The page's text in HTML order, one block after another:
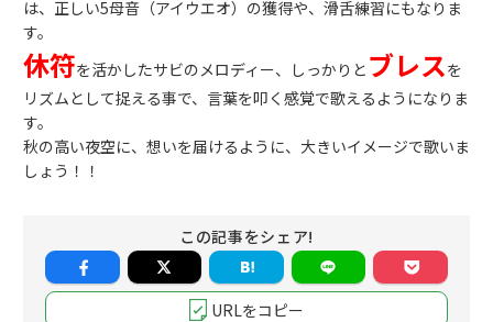
は、正しい5母音（アイウエオ）の獲得や、滑舌練習にもなりま
す。
休符を活かしたサビのメロディー、しっかりと ブレスを
リズムとして捉える事で、言葉を叩く感覚で歌えるようになりま
す。
秋の高い夜空に、想いを届けるように、大きいイメージで歌いま
しょう！！
この記事をシェア!
URLをコピー